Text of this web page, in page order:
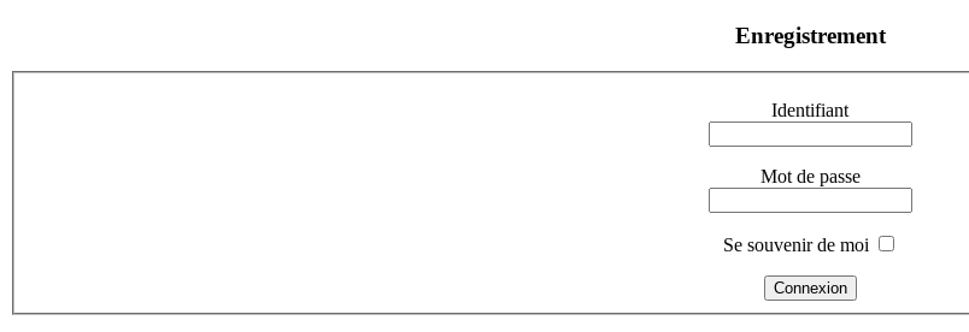
Enregistrement
Identifiant
Mot de passe
Se souvenir de moi